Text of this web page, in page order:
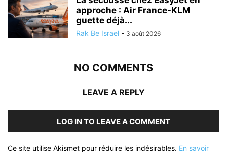
approche : Air France-KLM
guette déjà...
Rak Be Israel - 3 août 2026
NO COMMENTS
LEAVE A REPLY
LOG IN TO LEAVE A COMMENT
Ce site utilise Akismet pour réduire les indésirables. En savoir